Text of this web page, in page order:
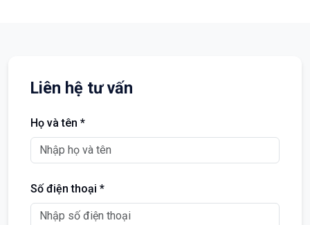
Liên hệ tư vấn
Họ và tên *
Số điện thoại *